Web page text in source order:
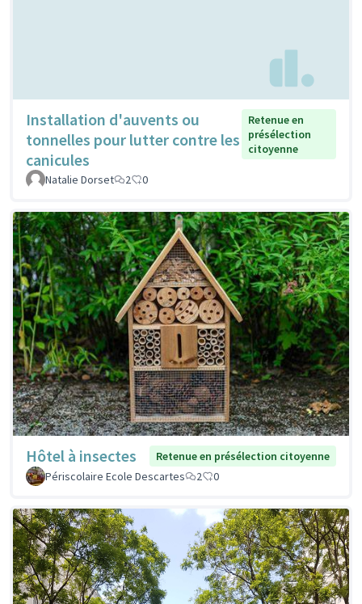
Installation d'auvents ou
tonnelles pour lutter contre les
canicules
Retenue en
présélection
citoyenne
Natalie Dorset 2 0
Hôtel à insectes
Retenue en présélection citoyenne
Périscolaire Ecole Descartes
2 0